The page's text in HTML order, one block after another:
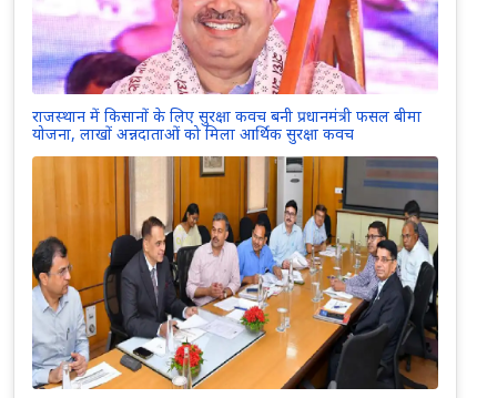
राजस्थान में किसानों के लिए सुरक्षा कवच बनी प्रधानमंत्री फसल बीमा
योजना, लाखों अन्नदाताओं को मिला आर्थिक सुरक्षा कवच